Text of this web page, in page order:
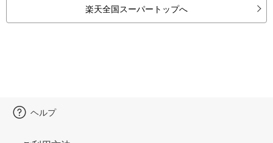
楽天全国スーパートップへ
ヘルプ